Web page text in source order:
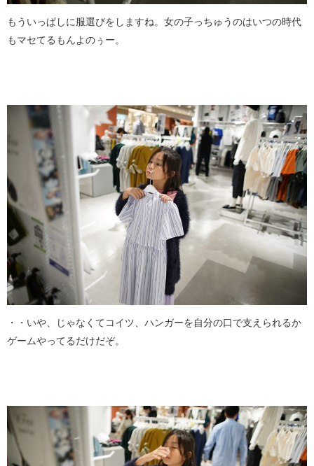
もういっぱしに服選びをしますね。女の子っちゅうのはいつの時代
もマセてるもんよのぅー。
・・いや、じゃなくてコイツ、ハンガーを自分の口で支えられるか
ゲームやってるだけだぞ。